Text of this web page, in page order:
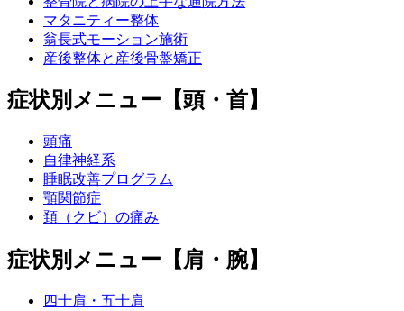
マタニティー整体
翁長式モーション施術
産後整体と産後骨盤矯正
症状別メニュー【頭・首】
頭痛
自律神経系
睡眠改善プログラム
顎関節症
頚（クビ）の痛み
症状別メニュー【肩・腕】
四十肩・五十肩